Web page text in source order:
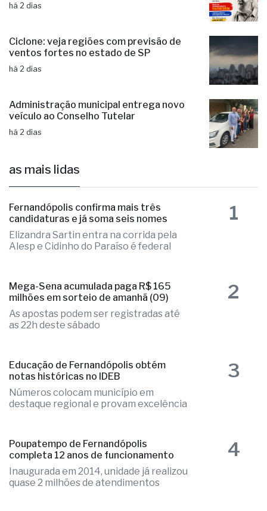
há 2 dias
Ciclone: veja regiões com previsão de
ventos fortes no estado de SP
há 2 dias
Administração municipal entrega novo
veículo ao Conselho Tutelar
há 2 dias
as mais lidas
Fernandópolis confirma mais três
candidaturas e já soma seis nomes
Elizandra Sartin entra na corrida pela
Alesp e Cidinho do Paraíso é federal
1
Mega-Sena acumulada paga R$ 165
milhões em sorteio de amanhã (09)
As apostas podem ser registradas até
as 22h deste sábado
2
Educação de Fernandópolis obtém
notas históricas no IDEB
Números colocam município em
destaque regional e provam excelência
3
Poupatempo de Fernandópolis
completa 12 anos de funcionamento
Inaugurada em 2014, unidade já realizou
quase 2 milhões de atendimentos
4